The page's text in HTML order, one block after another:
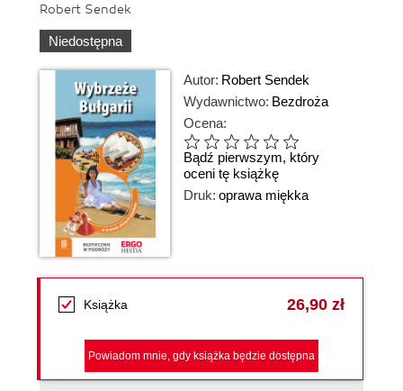
Robert Sendek
Niedostępna
Autor: Robert Sendek
Wydawnictwo: Bezdroża
Ocena:
Bądź pierwszym, który
oceni tę książkę
Druk: oprawa miękka
Książka 26,90 zł
Powiadom mnie, gdy książka będzie dostępna